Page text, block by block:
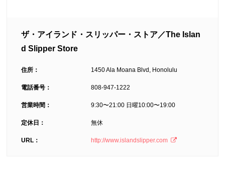
ザ・アイランド・スリッパー・ストア／The Islan
d Slipper Store
住所： 1450 Ala Moana Blvd, Honolulu
電話番号： 808-947-1222
営業時間： 9:30〜21:00 日曜10:00〜19:00
定休日： 無休
URL： http://www.islandslipper.com